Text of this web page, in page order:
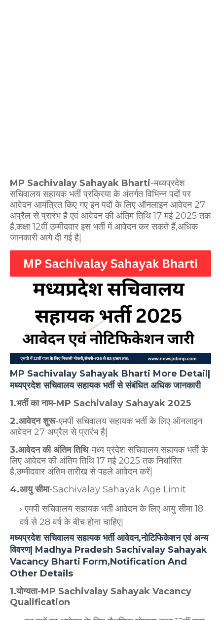
MP Sachivalay Sahayak Bharti-मध्यप्रदेश
सचिवालय सहायक भर्ती प्रक्रिया के अंतर्गत विभिन्न पदों पर
आवेदन आमंत्रित किए गए इन पदों के लिए ऑनलाइन आवेदन 27
अप्रैल से प्रारंभ है एवं आवेदन की अंतिम तिथि 17 मई 2025 तक
है,कक्षा 12वीं उम्मीदवार इस भर्ती में आवेदन कर सकते हैं,अधिक
जानकारी आगे दी गई है|
MP Sachivalay Sahayak Bharti More Detail|
मध्यप्रदेश सचिवालय सहायक भर्ती से संबंधित अधिक जानकारी
1.भर्ती का नाम-MP Sachivalay Sahayak 2025
2.आवेदन शुरू-एमपी सचिवालय सहायक भर्ती के लिए ऑनलाइन
आवेदन 27 अप्रैल से प्रारंभ है|
3.आवेदन की अंतिम तिथि-मध्य प्रदेश सचिवालय सहायक भर्ती के
लिए आवेदन की अंतिम तिथि 17 मई 2025 तक निर्धारित
है,उम्मीदवार अंतिम तारीख से पहले आवेदन करें|
4.आयु सीमा-Sachivalay Sahayak Age Limit
एमपी सचिवालय सहायक भर्ती आवेदन के लिए आयु सीमा 18
वर्ष से 28 वर्ष के बीच होना चाहिए|
मध्यप्रदेश सचिवालय सहायक भर्ती आवेदन,नोटिफिकेशन एवं अन्य
विवरण| Madhya Pradesh Sachivalay Sahayak
Vacancy Bharti Form,Notification And
Other Details
1.योग्यता-MP Sachivalay Sahayak Vacancy
Qualification